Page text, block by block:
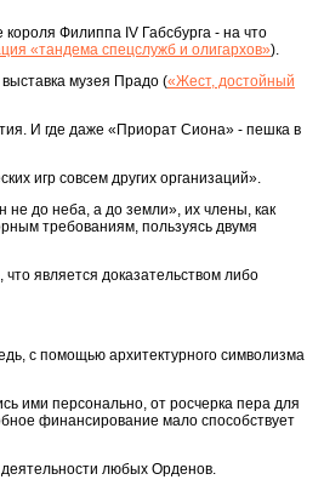
Филиппа IV Габсбурга - на что
«тандема спецслужб и олигархов»).
музея Прадо («Жест, достойный
И где даже «Приорат Сиона» - пешка в
игр совсем других организаций».
не до неба, а до земли», их члены, как
требованиям, пользуясь двумя
является доказательством либо
с помощью архитектурного символизма
ими персонально, от росчерка пера для
финансирование мало способствует
любых Орденов.